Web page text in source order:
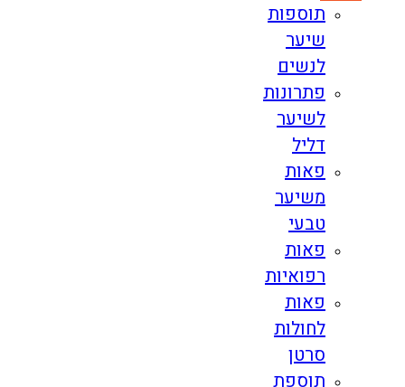
תוספות
שיער
לנשים
פתרונות
לשיער
דליל
פאות
משיער
טבעי
פאות
רפואיות
פאות
לחולות
סרטן
תוספת